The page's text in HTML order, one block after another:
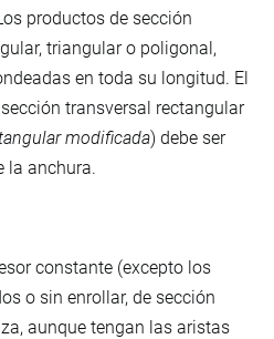
productos de sección
triangular o poligonal,
en toda su longitud. El
transversal rectangular
modificada) debe ser
la anchura.
constante (excepto los
o sin enrollar, de sección
aunque tengan las aristas